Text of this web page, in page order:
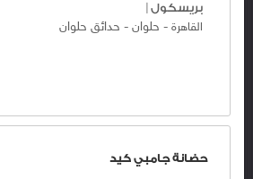
بريسكول
القاهرة - حلوان - حدائق حلوان
حضانة جامبي كيد